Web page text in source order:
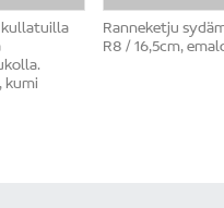
kullatuilla
kumi
Ranneketju
R8 / 16,5cm,